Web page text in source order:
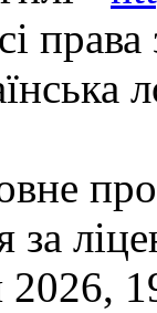
за
2026,